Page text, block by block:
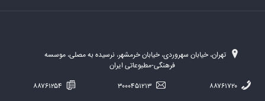
تهران، خیابان سهروردی، خیابان خرمشهر، نرسیده به مصلی، موسسه
فرهنگی-مطبوعاتی ایران